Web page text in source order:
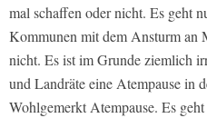
mal schaffen oder nicht. Es geht
Kommunen mit dem Ansturm an
nicht. Es ist im Grunde ziemlich
und Landräte eine Atempause in
Wohlgemerkt Atempause. Es